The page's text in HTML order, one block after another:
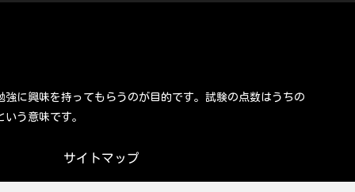
に興味を持ってもらうのが目的です。試験の点数はうちの
う意味です。
サイトマップ